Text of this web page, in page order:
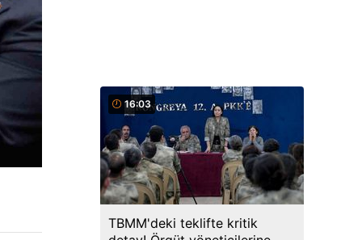
16:03
TBMM'deki teklifte kritik